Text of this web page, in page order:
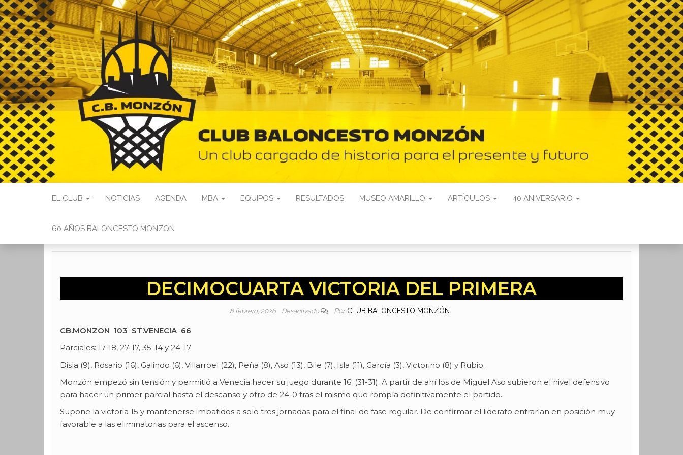
EL CLUB NOTICIAS AGENDA MBA EQUIPOS RESULTADOS MUSEO AMARILLO ARTÍCULOS 40 ANIVERSARIO
60 AÑOS BALONCESTO MONZON
DECIMOCUARTA VICTORIA DEL PRIMERA
8 febrero, 2026 Desactivado Por CLUB BALONCESTO MONZÓN
CB.MONZON 103 ST.VENECIA 66
Parciales: 17-18, 27-17, 35-14 y 24-17
Disla (9), Rosario (16), Galindo (6), Villarroel (22), Peña (8), Aso (13), Bile (7), Isla (11), García (3), Victorino (8) y Rubio.
Monzón empezó sin tensión y permitió a Venecia hacer su juego durante 16′ (31-31). A partir de ahí los de Miguel Aso subieron el nivel defensivo
para hacer un primer parcial hasta el descanso y otro de 24-0 tras el mismo que rompía definitivamente el partido.
Supone la victoria 15 y mantenerse imbatidos a solo tres jornadas para el final de fase regular. De confirmar el liderato entrarían en posición muy
favorable a las eliminatorias para el ascenso.